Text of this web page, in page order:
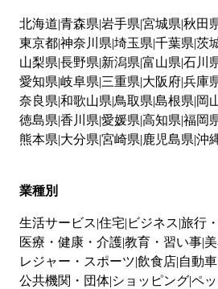
北海道 青森県 岩手県 宮城県 秋田
東京都神奈川県 埼玉県 千葉県 茨
山梨県 長野県 新潟県 富山県 石川
愛知県 岐阜県 三重県 大阪府兵庫
奈良県 和歌山県 鳥取県 島根県 岡
徳島県 香川県 愛媛県 高知県 福岡
熊本県 大分県 宮崎県 鹿児島県 沖
業種別
生活サービス 住宅 ビジネス 旅行
医療・健康・介護教育・習い事
レジャー・スポーツ 飲食店 自動
公共機関・団体 ショッピングペッ